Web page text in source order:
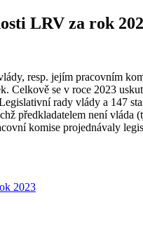
LRV za rok
resp. jejím pracovním
Celkově se v roce 2023
rady vlády a 147
předkladatelem není vláda
komise projednávaly
2023